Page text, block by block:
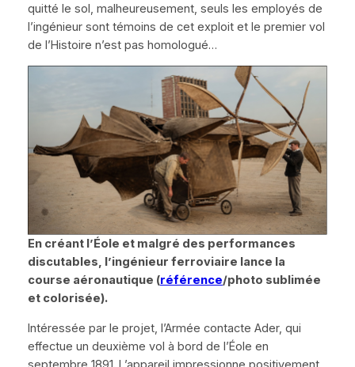
quitté le sol, malheureusement, seuls les employés de
l’ingénieur sont témoins de cet exploit et le premier vol
de l’Histoire n’est pas homologué…
En créant l’Éole et malgré des performances
discutables, l’ingénieur ferroviaire lance la
course aéronautique (référence/photo sublimée
et colorisée).
Intéressée par le projet, l’Armée contacte Ader, qui
effectue un deuxième vol à bord de l’Éole en